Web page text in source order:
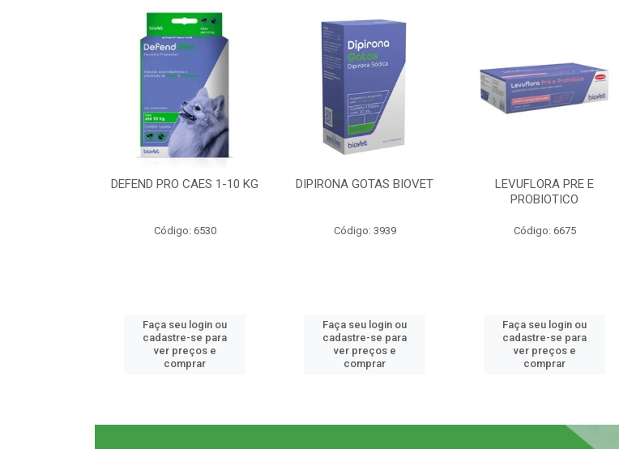
DEFEND PRO CAES 1-10 KG
Código: 6530
Faça seu login ou
cadastre-se para
ver preços e
comprar
DIPIRONA GOTAS BIOVET
Código: 3939
Faça seu login ou
cadastre-se para
ver preços e
comprar
LEVUFLORA PRE E
PROBIOTICO
Código: 6675
Faça seu login ou
cadastre-se para
ver preços e
comprar